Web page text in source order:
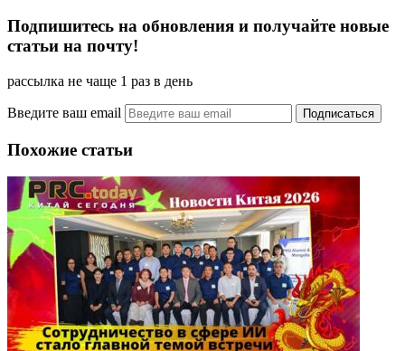
Подпишитесь на обновления и получайте новые
статьи на почту!
рассылка не чаще 1 раз в день
Введите ваш email
Похожие статьи